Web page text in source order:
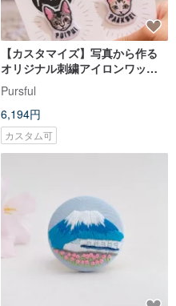
【カスタマイズ】写真から作る
オリジナル刺繍アイロンワッペ
ン、アップリケ
Pursful
6,194円
カスタム可